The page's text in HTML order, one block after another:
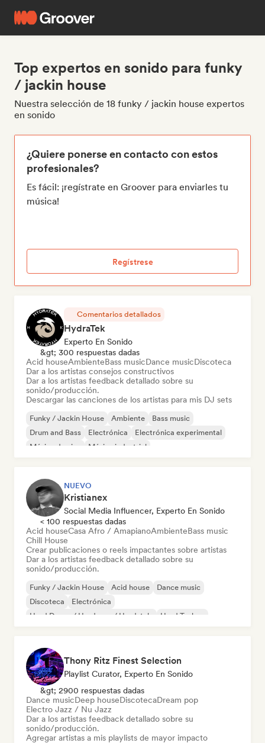
Top expertos en sonido para funky
/ jackin house
Nuestra selección de 18 funky / jackin house expertos
en sonido
¿Quiere ponerse en contacto con estos
profesionales?
Es fácil: ¡regístrate en Groover para enviarles tu
música!
Regístrese
Comentarios detallados
HydraTek
Experto En Sonido
&gt; 300 respuestas dadas
Acid houseAmbienteBass musicDance musicDiscoteca
Dar a los artistas consejos constructivos
Dar a los artistas feedback detallado sobre su
sonido/producción.
Descargar las canciones de los artistas para mis DJ sets
Funky / Jackin House Ambiente
Bass music
Drum and Bass
Electrónica
Electrónica experimental
Música de cine
Música industrial
NUEVO
Kristianex
Social Media Influencer, Experto En Sonido
< 100 respuestas dadas
Acid houseCasa Afro / AmapianoAmbienteBass music
Chill House
Crear publicaciones o reels impactantes sobre artistas
Dar a los artistas feedback detallado sobre su
sonido/producción.
Funky / Jackin House Acid house
Dance music
Discoteca
Electrónica
Hard Dance / Hardcore / Hardstyle
Hard Techno
Thony Ritz Finest Selection
Playlist Curator, Experto En Sonido
&gt; 2900 respuestas dadas
Dance musicDeep houseDiscotecaDream pop
Electro Jazz / Nu Jazz
Dar a los artistas feedback detallado sobre su
sonido/producción.
Agregar artistas a mis playlists de mayor impacto